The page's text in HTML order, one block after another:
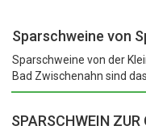
Sparschweine von
Sparschweine von der
Bad Zwischenahn sind das
SPARSCHWEIN ZUR